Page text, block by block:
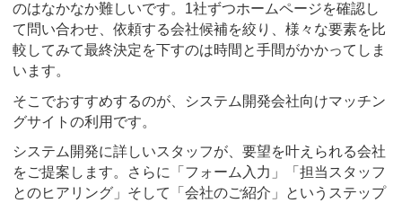
のはなかなか難しいです。1社ずつホームページを確認し
て問い合わせ、依頼する会社候補を絞り、様々な要素を比
較してみて最終決定を下すのは時間と手間がかかってしま
います。
そこでおすすめするのが、システム開発会社向けマッチン
グサイトの利用です。
システム開発に詳しいスタッフが、要望を叶えられる会社
をご提案します。さらに「フォーム入力」「担当スタッフ
とのヒアリング」そして「会社のご紹介」というステップ